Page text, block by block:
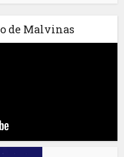
de Malvinas